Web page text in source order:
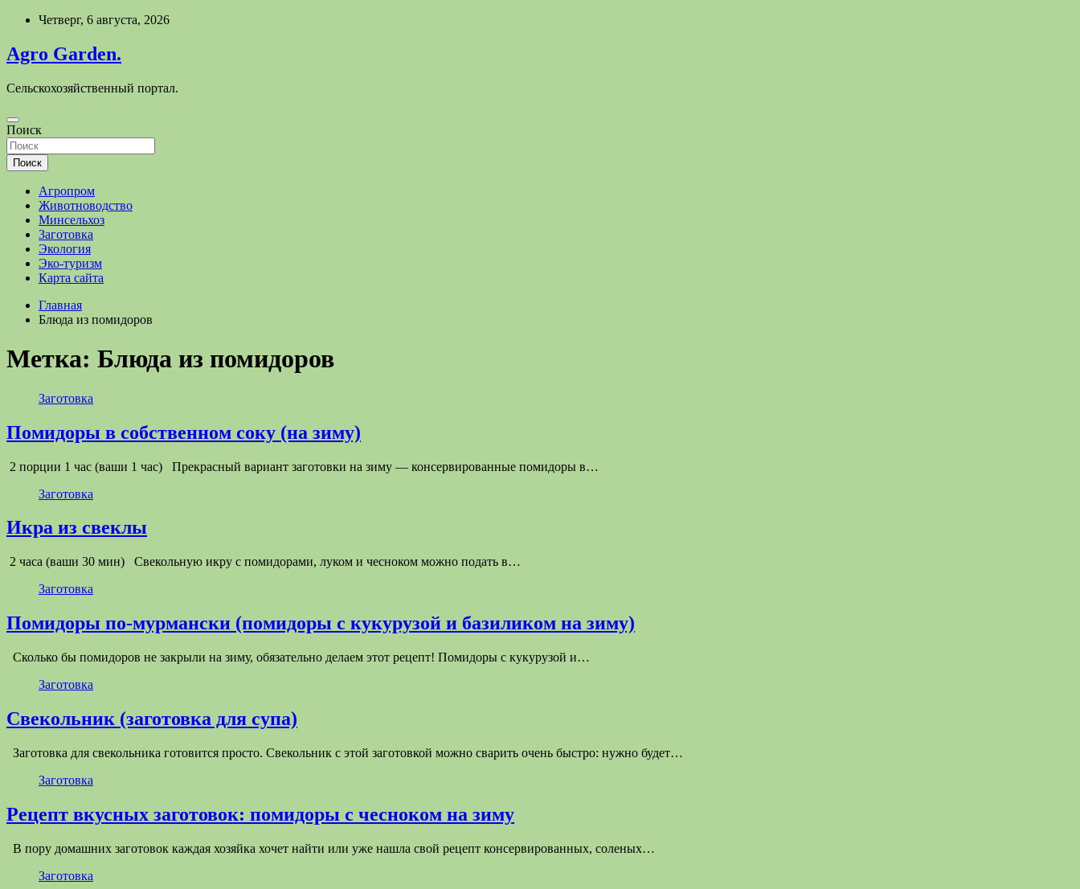
Перейти
содержимому
Четверг, 6 августа, 2026
Agro Garden.
Сельскохозяйственный портал.
Поиск
Поиск
Агропром
Животноводство
Минсельхоз
Заготовка
Экология
Эко-туризм
Карта сайта
Главная
Блюда из помидоров
Метка: Блюда из помидоров
Заготовка
Помидоры в собственном соку (на зиму)
2 порции 1 час (ваши 1 час) Прекрасный вариант заготовки на зиму — консервированные помидоры в…
Заготовка
Икра из свеклы
2 часа (ваши 30 мин) Свекольную икру с помидорами, луком и чесноком можно подать в…
Заготовка
Помидоры по-мурмански (помидоры с кукурузой и базиликом на зиму)
Сколько бы помидоров не закрыли на зиму, обязательно делаем этот рецепт! Помидоры с кукурузой и…
Заготовка
Свекольник (заготовка для супа)
Заготовка для свекольника готовится просто. Свекольник с этой заготовкой можно сварить очень быстро: нужно будет…
Заготовка
Рецепт вкусных заготовок: помидоры с чесноком на зиму
В пору домашних заготовок каждая хозяйка хочет найти или уже нашла свой рецепт консервированных, соленых…
Заготовка